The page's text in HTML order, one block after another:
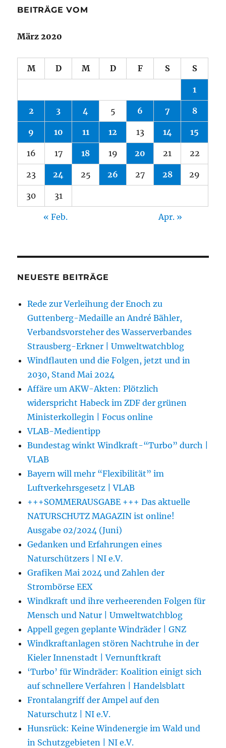
BEITRÄGE VOM
März 2020
M D M D F S S
1
2 3 4 5 6 7 8
9 10 11 12 13 14 15
16 17 18 19 20 21 22
23 24 25 26 27 28 29
30 31
« Feb. Apr. »
NEUESTE BEITRÄGE
Rede zur Verleihung der Enoch zu
Guttenberg-Medaille an André Bähler,
Verbandsvorsteher des Wasserverbandes
Strausberg-Erkner | Umweltwatchblog
Windflauten und die Folgen, jetzt und in
2030, Stand Mai 2024
Affäre um AKW-Akten: Plötzlich
widerspricht Habeck im ZDF der grünen
Ministerkollegin | Focus online
VLAB-Medientipp
Bundestag winkt Windkraft-“Turbo” durch |
VLAB
Bayern will mehr “Flexibilität” im
Luftverkehrsgesetz | VLAB
+++SOMMERAUSGABE +++ Das aktuelle
NATURSCHUTZ MAGAZIN ist online!
Ausgabe 02/2024 (Juni)
Gedanken und Erfahrungen eines
Naturschützers | NI e.V.
Grafiken Mai 2024 und Zahlen der
Strombörse EEX
Windkraft und ihre verheerenden Folgen für
Mensch und Natur | Umweltwatchblog
Appell gegen geplante Windräder | GNZ
Windkraftanlagen stören Nachtruhe in der
Kieler Innenstadt | Vernunftkraft
‘Turbo’ für Windräder: Koalition einigt sich
auf schnellere Verfahren | Handelsblatt
Frontalangriff der Ampel auf den
Naturschutz | NI e.V.
Hunsrück: Keine Windenergie im Wald und
in Schutzgebieten | NI e.V.